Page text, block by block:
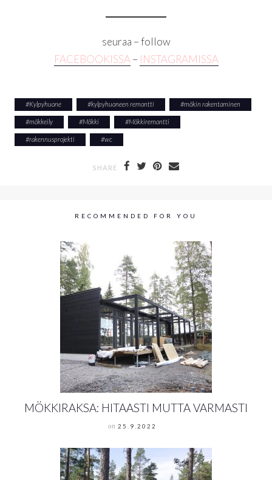
seuraa – follow
FACEBOOKISSA– INSTAGRAMISSA
#Kylpyhuone #kylpyhuoneen remontti #mökin rakentaminen
#mökkeily #Mökki #Mökkiremontti
#rakennusprojekti #wc
SHARE
RECOMMENDED FOR YOU
MÖKKIRAKSA: HITAASTI MUTTA VARMASTI
on 25.9.2022